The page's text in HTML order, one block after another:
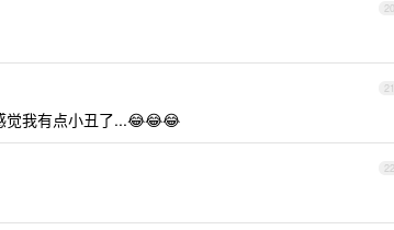
20
21
觉我有点小丑了...😂😂😂
22